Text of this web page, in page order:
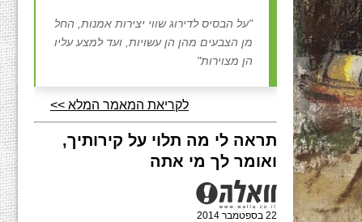
"על הבסיס לדירוג שווי יצירות אמנות, החל
מן הצבעים מהן הן עשויות, ועד למצע עליו
הן מצוירות"
לקריאת המאמר המלא >>
תראה לי מה תלוי על קירותיך,
ואומר לך מי אתה
22 בספטמבר 2014